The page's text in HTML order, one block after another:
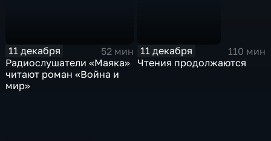
11 декабря
52 мин
Радиослушатели «Маяка»
читают роман «Война и
мир»
11 декабря
110 мин
Чтения продолжаются